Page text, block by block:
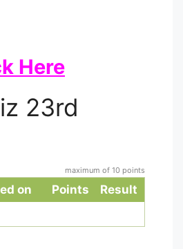
Here
23rd
maximum of 10 points
on Points
Result